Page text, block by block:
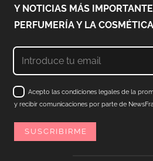
Y NOTICIAS MÁS
PERFUMERÍA Y LA COSMÉTICA
Acepto las condiciones legales de la
y recibir comunicaciones por parte de